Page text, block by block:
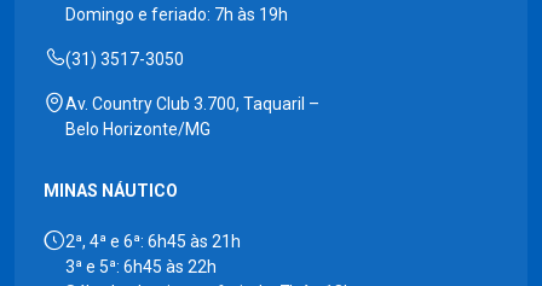
Domingo e feriado: 7h às 19h
(31) 3517-3050
Av. Country Club 3.700, Taquaril –
Belo Horizonte/MG
MINAS NÁUTICO
2ª, 4ª e 6ª: 6h45 às 21h
3ª e 5ª: 6h45 às 22h